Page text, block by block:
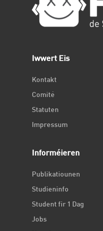
Iwwert Eis
Kontakt
Comité
Statuten
Impressum
Informéieren
Publikatiounen
Studieninfo
Student fir 1 Dag
Jobs